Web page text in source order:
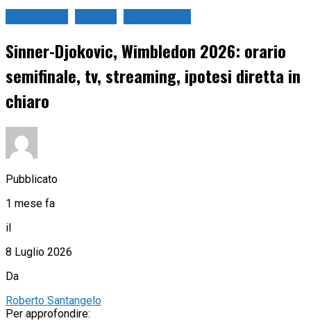
Sinner-Djokovic, Wimbledon 2026: orario
semifinale, tv, streaming, ipotesi diretta in
chiaro
Pubblicato
1 mese fa
il
8 Luglio 2026
Da
Roberto Santangelo
Per approfondire: